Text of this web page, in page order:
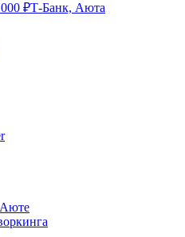
₽Т-Банк, Аюта